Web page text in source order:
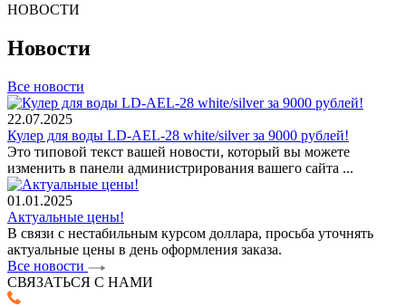
НОВОСТИ
Новости
Все новости
22.07.2025
Кулер для воды LD-AEL-28 white/silver за 9000 рублей!
Это типовой текст вашей новости, который вы можете
изменить в панели администрирования вашего сайта ...
01.01.2025
Актуальные цены!
В связи с нестабильным курсом доллара, просьба уточнять
актуальные цены в день оформления заказа.
Все новости
СВЯЗАТЬСЯ С НАМИ